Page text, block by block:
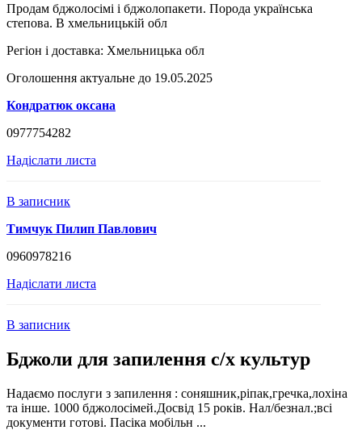
Продам бджолосімі і бджолопакети. Порода українська
степова. В хмельницькій обл
Регіон і доставка: Хмельницька обл
Оголошення актуальне до 19.05.2025
Кондратюк оксана
0977754282
Надіслати листа
В записник
Тимчук Пилип Павлович
0960978216
Надіслати листа
В записник
Бджоли для запилення с/х культур
Надаємо послуги з запилення : соняшник,ріпак,гречка,лохіна
та інше. 1000 бджолосімей.Досвід 15 років. Нал/безнал.;всі
документи готові. Пасіка мобільн ...